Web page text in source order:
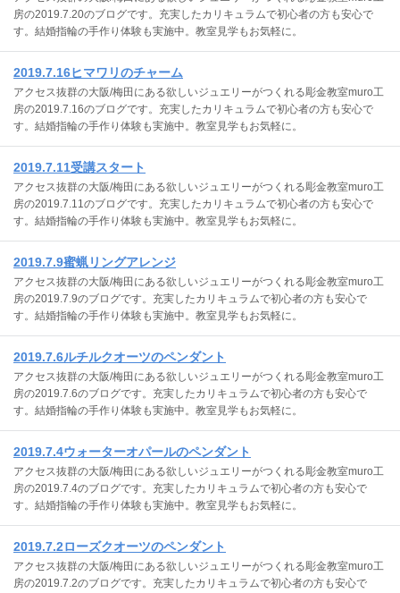
房の2019.7.20のブログです。充実したカリキュラムで初心者の方も安心で
す。結婚指輪の手作り体験も実施中。教室見学もお気軽に。
2019.7.16ヒマワリのチャーム
アクセス抜群の大阪/梅田にある欲しいジュエリーがつくれる彫金教室muro工
房の2019.7.16のブログです。充実したカリキュラムで初心者の方も安心で
す。結婚指輪の手作り体験も実施中。教室見学もお気軽に。
2019.7.11受講スタート
アクセス抜群の大阪/梅田にある欲しいジュエリーがつくれる彫金教室muro工
房の2019.7.11のブログです。充実したカリキュラムで初心者の方も安心で
す。結婚指輪の手作り体験も実施中。教室見学もお気軽に。
2019.7.9蜜蝋リングアレンジ
アクセス抜群の大阪/梅田にある欲しいジュエリーがつくれる彫金教室muro工
房の2019.7.9のブログです。充実したカリキュラムで初心者の方も安心で
す。結婚指輪の手作り体験も実施中。教室見学もお気軽に。
2019.7.6ルチルクオーツのペンダント
アクセス抜群の大阪/梅田にある欲しいジュエリーがつくれる彫金教室muro工
房の2019.7.6のブログです。充実したカリキュラムで初心者の方も安心で
す。結婚指輪の手作り体験も実施中。教室見学もお気軽に。
2019.7.4ウォーターオパールのペンダント
アクセス抜群の大阪/梅田にある欲しいジュエリーがつくれる彫金教室muro工
房の2019.7.4のブログです。充実したカリキュラムで初心者の方も安心で
す。結婚指輪の手作り体験も実施中。教室見学もお気軽に。
2019.7.2ローズクオーツのペンダント
アクセス抜群の大阪/梅田にある欲しいジュエリーがつくれる彫金教室muro工
房の2019.7.2のブログです。充実したカリキュラムで初心者の方も安心で